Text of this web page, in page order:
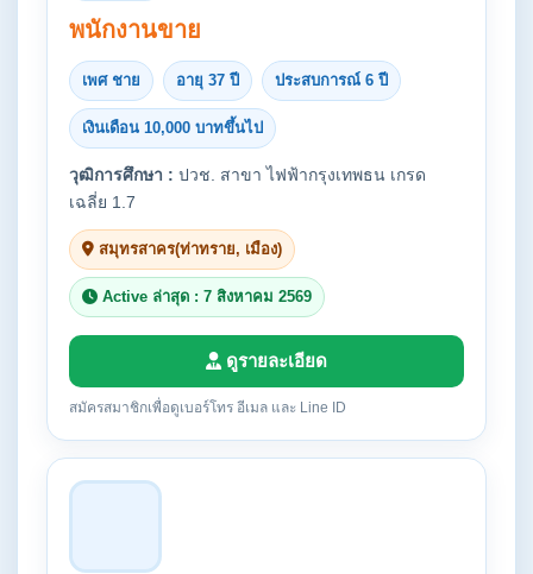
พนักงานขาย
เพศ ชาย อายุ 37 ปี ประสบการณ์ 6 ปี
เงินเดือน 10,000 บาทขึ้นไป
วุฒิการศึกษา : ปวช. สาขา ไฟฟ้ากรุงเทพธน เกรด
เฉลี่ย 1.7
สมุทรสาคร(ท่าทราย, เมือง)
Active ล่าสุด : 7 สิงหาคม 2569
ดูรายละเอียด
สมัครสมาชิกเพื่อดูเบอร์โทร อีเมล และ Line ID